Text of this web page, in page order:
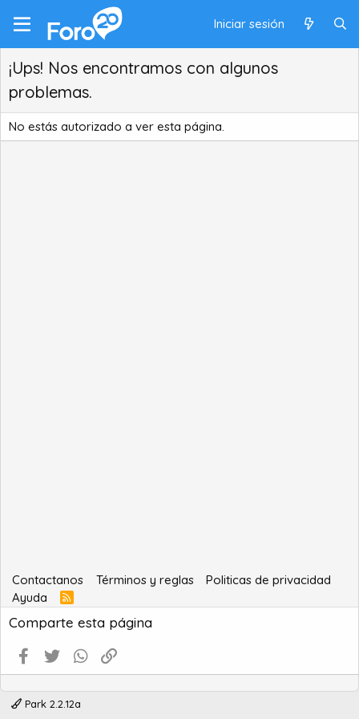
Iniciar sesión
¡Ups! Nos encontramos con algunos
problemas.
No estás autorizado a ver esta página.
Contactanos Términos y reglas
Politicas de privacidad
Ayuda
R
S
S
Comparte esta página
Facebook
Twitter WhatsApp
Park 2.2.12a